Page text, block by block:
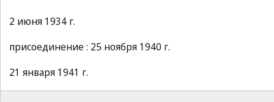
2 июня 1934 г.
присоединение : 25 ноября 1940 г.
21 января 1941 г.